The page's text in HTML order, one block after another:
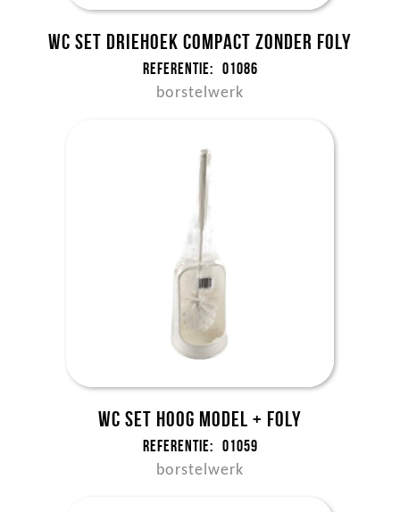
WC set driehoek Compact zonder foly
Referentie: 01086
borstelwerk
WC set hoog model + foly
Referentie: 01059
borstelwerk